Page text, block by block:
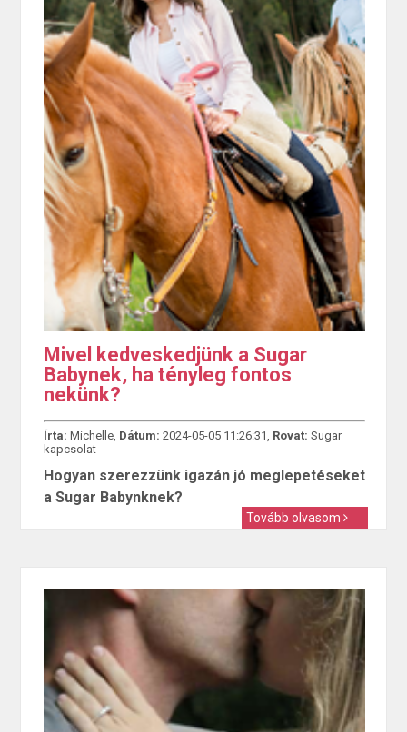
Mivel kedveskedjünk a Sugar
Babynek, ha tényleg fontos
nekünk?
Írta: Michelle, Dátum: 2024-05-05 11:26:31, Rovat: Sugar
kapcsolat
Hogyan szerezzünk igazán jó meglepetéseket
a Sugar Babynknek?
Tovább olvasom